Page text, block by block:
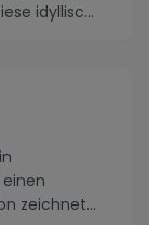
idyllisc...
zeichnet